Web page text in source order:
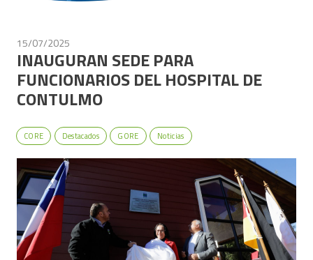
15/07/2025
INAUGURAN SEDE PARA
FUNCIONARIOS DEL HOSPITAL DE
CONTULMO
CORE Destacados GORE Noticias